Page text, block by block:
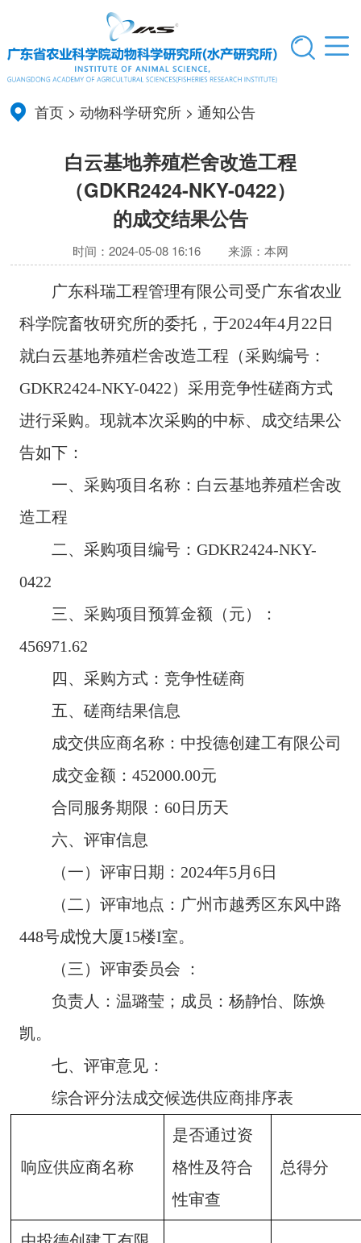
首页 >动物科学研究所 >通知公告
白云基地养殖栏舍改造工程
（GDKR2424-NKY-0422）
的成交结果公告
时间：2024-05-08 16:16 来源：本网
广东科瑞工程管理有限公司受广东省农业
科学院畜牧研究所的委托，于2024年4月22日
就白云基地养殖栏舍改造工程（采购编号：
GDKR2424-NKY-0422）采用竞争性磋商方式
进行采购。现就本次采购的中标、成交结果公
告如下：
一、采购项目名称：白云基地养殖栏舍改
造工程
二、采购项目编号：GDKR2424-NKY-
0422
三、采购项目预算金额（元）：
456971.62
四、采购方式：竞争性磋商
五、磋商结果信息
成交供应商名称：中投德创建工有限公司
成交金额：452000.00元
合同服务期限：60日历天
六、评审信息
（一）评审日期：2024年5月6日
（二）评审地点：广州市越秀区东风中路
448号成悅大厦15楼I室。
（三）评审委员会 ：
负责人：温璐莹；成员：杨静怡、陈焕
凯。
七、评审意见：
综合评分法成交候选供应商排序表
响应供应商名称
是否通过资
格性及符合
性审查
总得分